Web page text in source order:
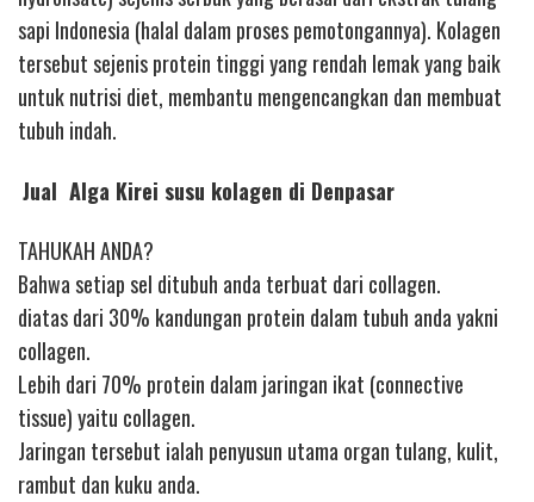
sapi Indonesia (halal dalam proses pemotongannya). Kolagen
tersebut sejenis protein tinggi yang rendah lemak yang baik
untuk nutrisi diet, membantu mengencangkan dan membuat
tubuh indah.
Jual Alga Kirei susu kolagen di Denpasar
TAHUKAH ANDA?
Bahwa setiap sel ditubuh anda terbuat dari collagen.
diatas dari 30% kandungan protein dalam tubuh anda yakni
collagen.
Lebih dari 70% protein dalam jaringan ikat (connective
tissue) yaitu collagen.
Jaringan tersebut ialah penyusun utama organ tulang, kulit,
rambut dan kuku anda.